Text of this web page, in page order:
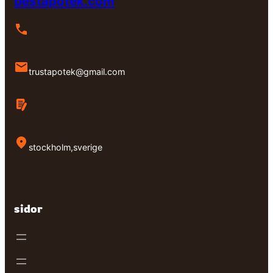
trustapotek@gmail.com
stockholm,sverige
sidor